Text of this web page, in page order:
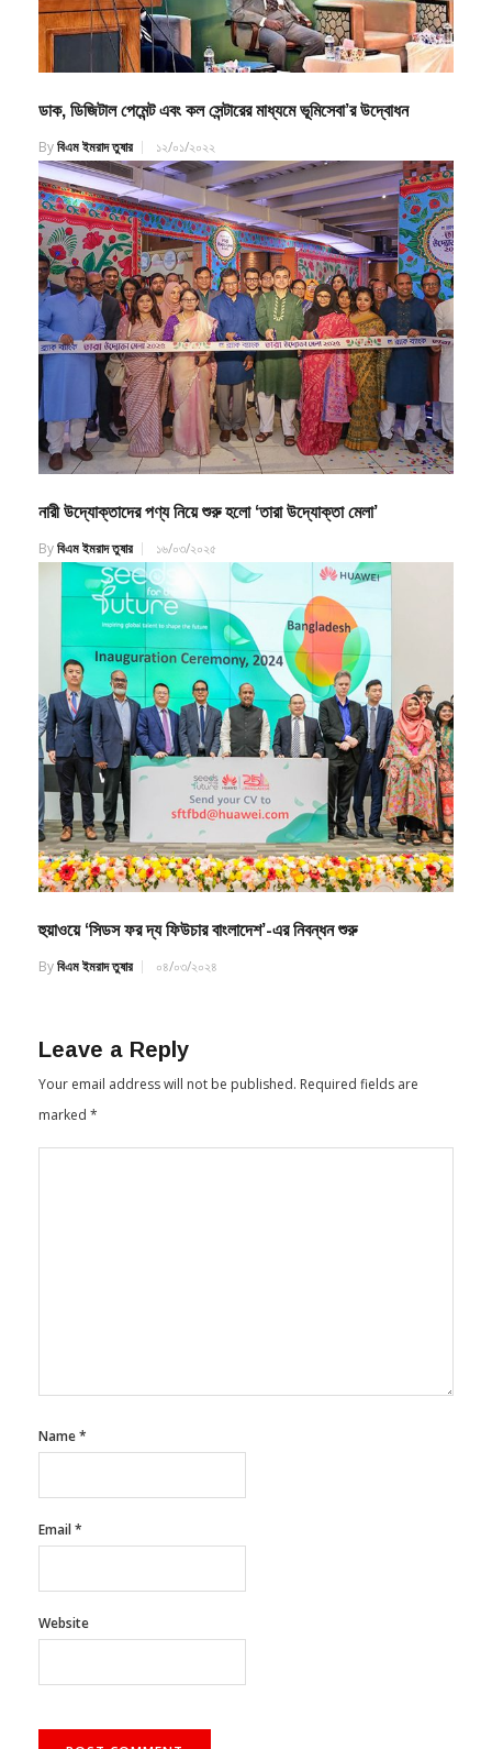
ডাক, ডিজিটাল পেমেন্ট এবং কল সেন্টারের মাধ্যমে ভূমিসেবা’র উদ্বোধন
Byবিএম ইমরাদ তুষার ১২/০১/২০২২
নারী উদ্যোক্তাদের পণ্য নিয়ে শুরু হলো ‘তারা উদ্যোক্তা মেলা’
Byবিএম ইমরাদ তুষার ১৬/০৩/২০২৫
হুয়াওয়ে ‘সিডস ফর দ্য ফিউচার বাংলাদেশ’-এর নিবন্ধন শুরু
Byবিএম ইমরাদ তুষার ০৪/০৩/২০২৪
Leave a Reply
Your email address will not be published. Required fields are
marked *
Name*
Email*
Website